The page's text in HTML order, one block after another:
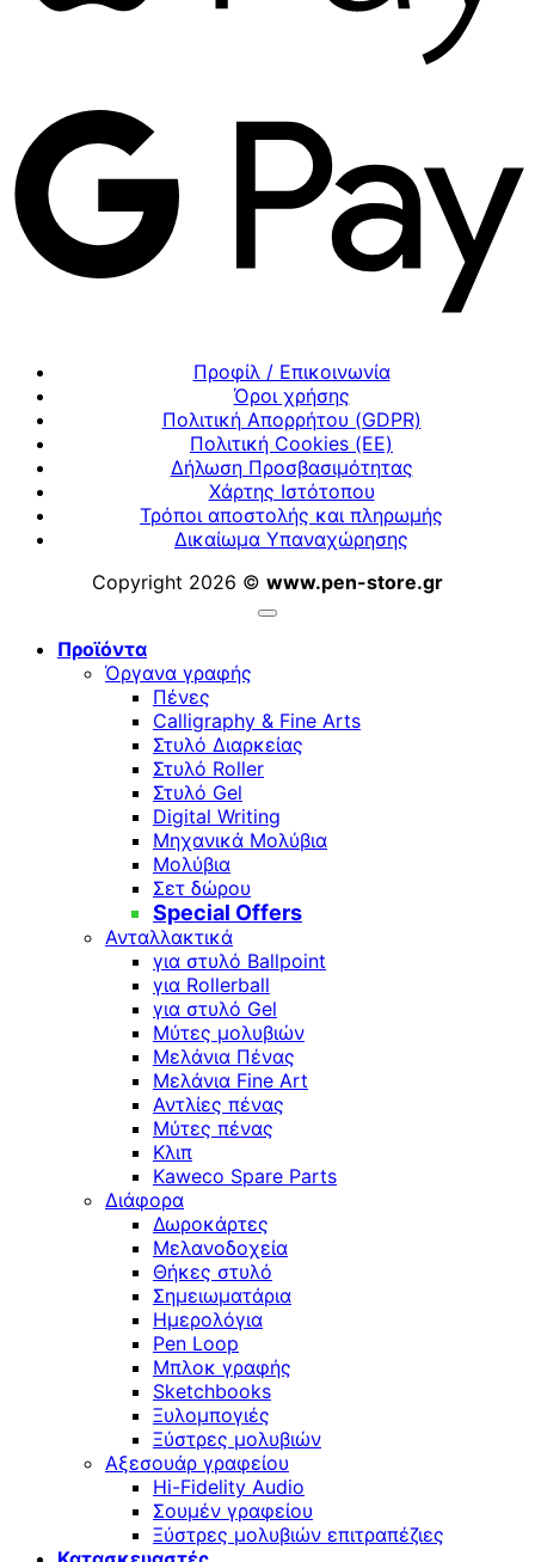
Προφίλ / Επικοινωνία
Όροι χρήσης
Πολιτική Απορρήτου (GDPR)
Πολιτική Cookies (ΕΕ)
Δήλωση Προσβασιμότητας
Χάρτης Ιστότοπου
Τρόποι αποστολής και πληρωμής
Δικαίωμα Υπαναχώρησης
Copyright 2026 © www.pen-store.gr
Προϊόντα
Όργανα γραφής
Πένες
Calligraphy & Fine Arts
Στυλό Διαρκείας
Στυλό Roller
Στυλό Gel
Digital Writing
Μηχανικά Μολύβια
Μολύβια
Σετ δώρου
Special Offers
Ανταλλακτικά
για στυλό Ballpoint
για Rollerball
για στυλό Gel
Μύτες μολυβιών
Μελάνια Πένας
Μελάνια Fine Art
Αντλίες πένας
Μύτες πένας
Κλιπ
Kaweco Spare Parts
Διάφορα
Δωροκάρτες
Μελανοδοχεία
Θήκες στυλό
Σημειωματάρια
Ημερολόγια
Pen Loop
Μπλοκ γραφής
Sketchbooks
Ξυλομπογιές
Ξύστρες μολυβιών
Αξεσουάρ γραφείου
Hi-Fidelity Audio
Σουμέν γραφείου
Ξύστρες μολυβιών επιτραπέζιες